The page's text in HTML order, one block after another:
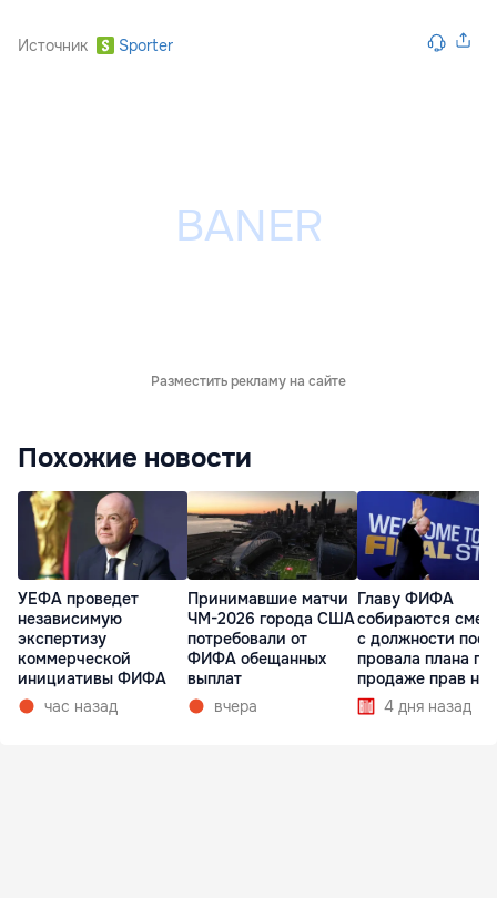
Источник Sporter
Разместить рекламу на сайте
Похожие новости
УЕФА проведет
независимую
экспертизу
коммерческой
инициативы ФИФА
час назад
Принимавшие матчи
ЧМ-2026 города США
потребовали от
ФИФА обещанных
выплат
вчера
Главу ФИФА
собираются
с должности
провала плана по
продаже прав на
4 дня назад